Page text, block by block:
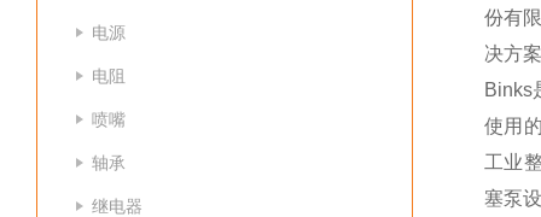
电源
电阻
喷嘴
轴承
继电器
份有
决方
Binks
使用
工业
塞泵